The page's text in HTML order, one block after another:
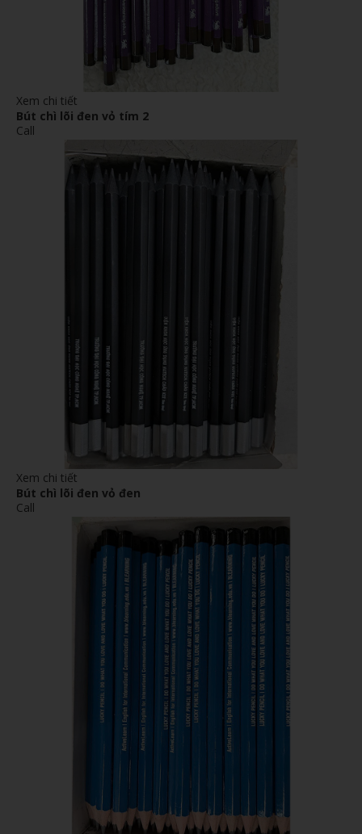
Xem chi tiết
Bút chì lõi đen vỏ tím 2
Call
Xem chi tiết
Bút chì lõi đen vỏ đen
Call